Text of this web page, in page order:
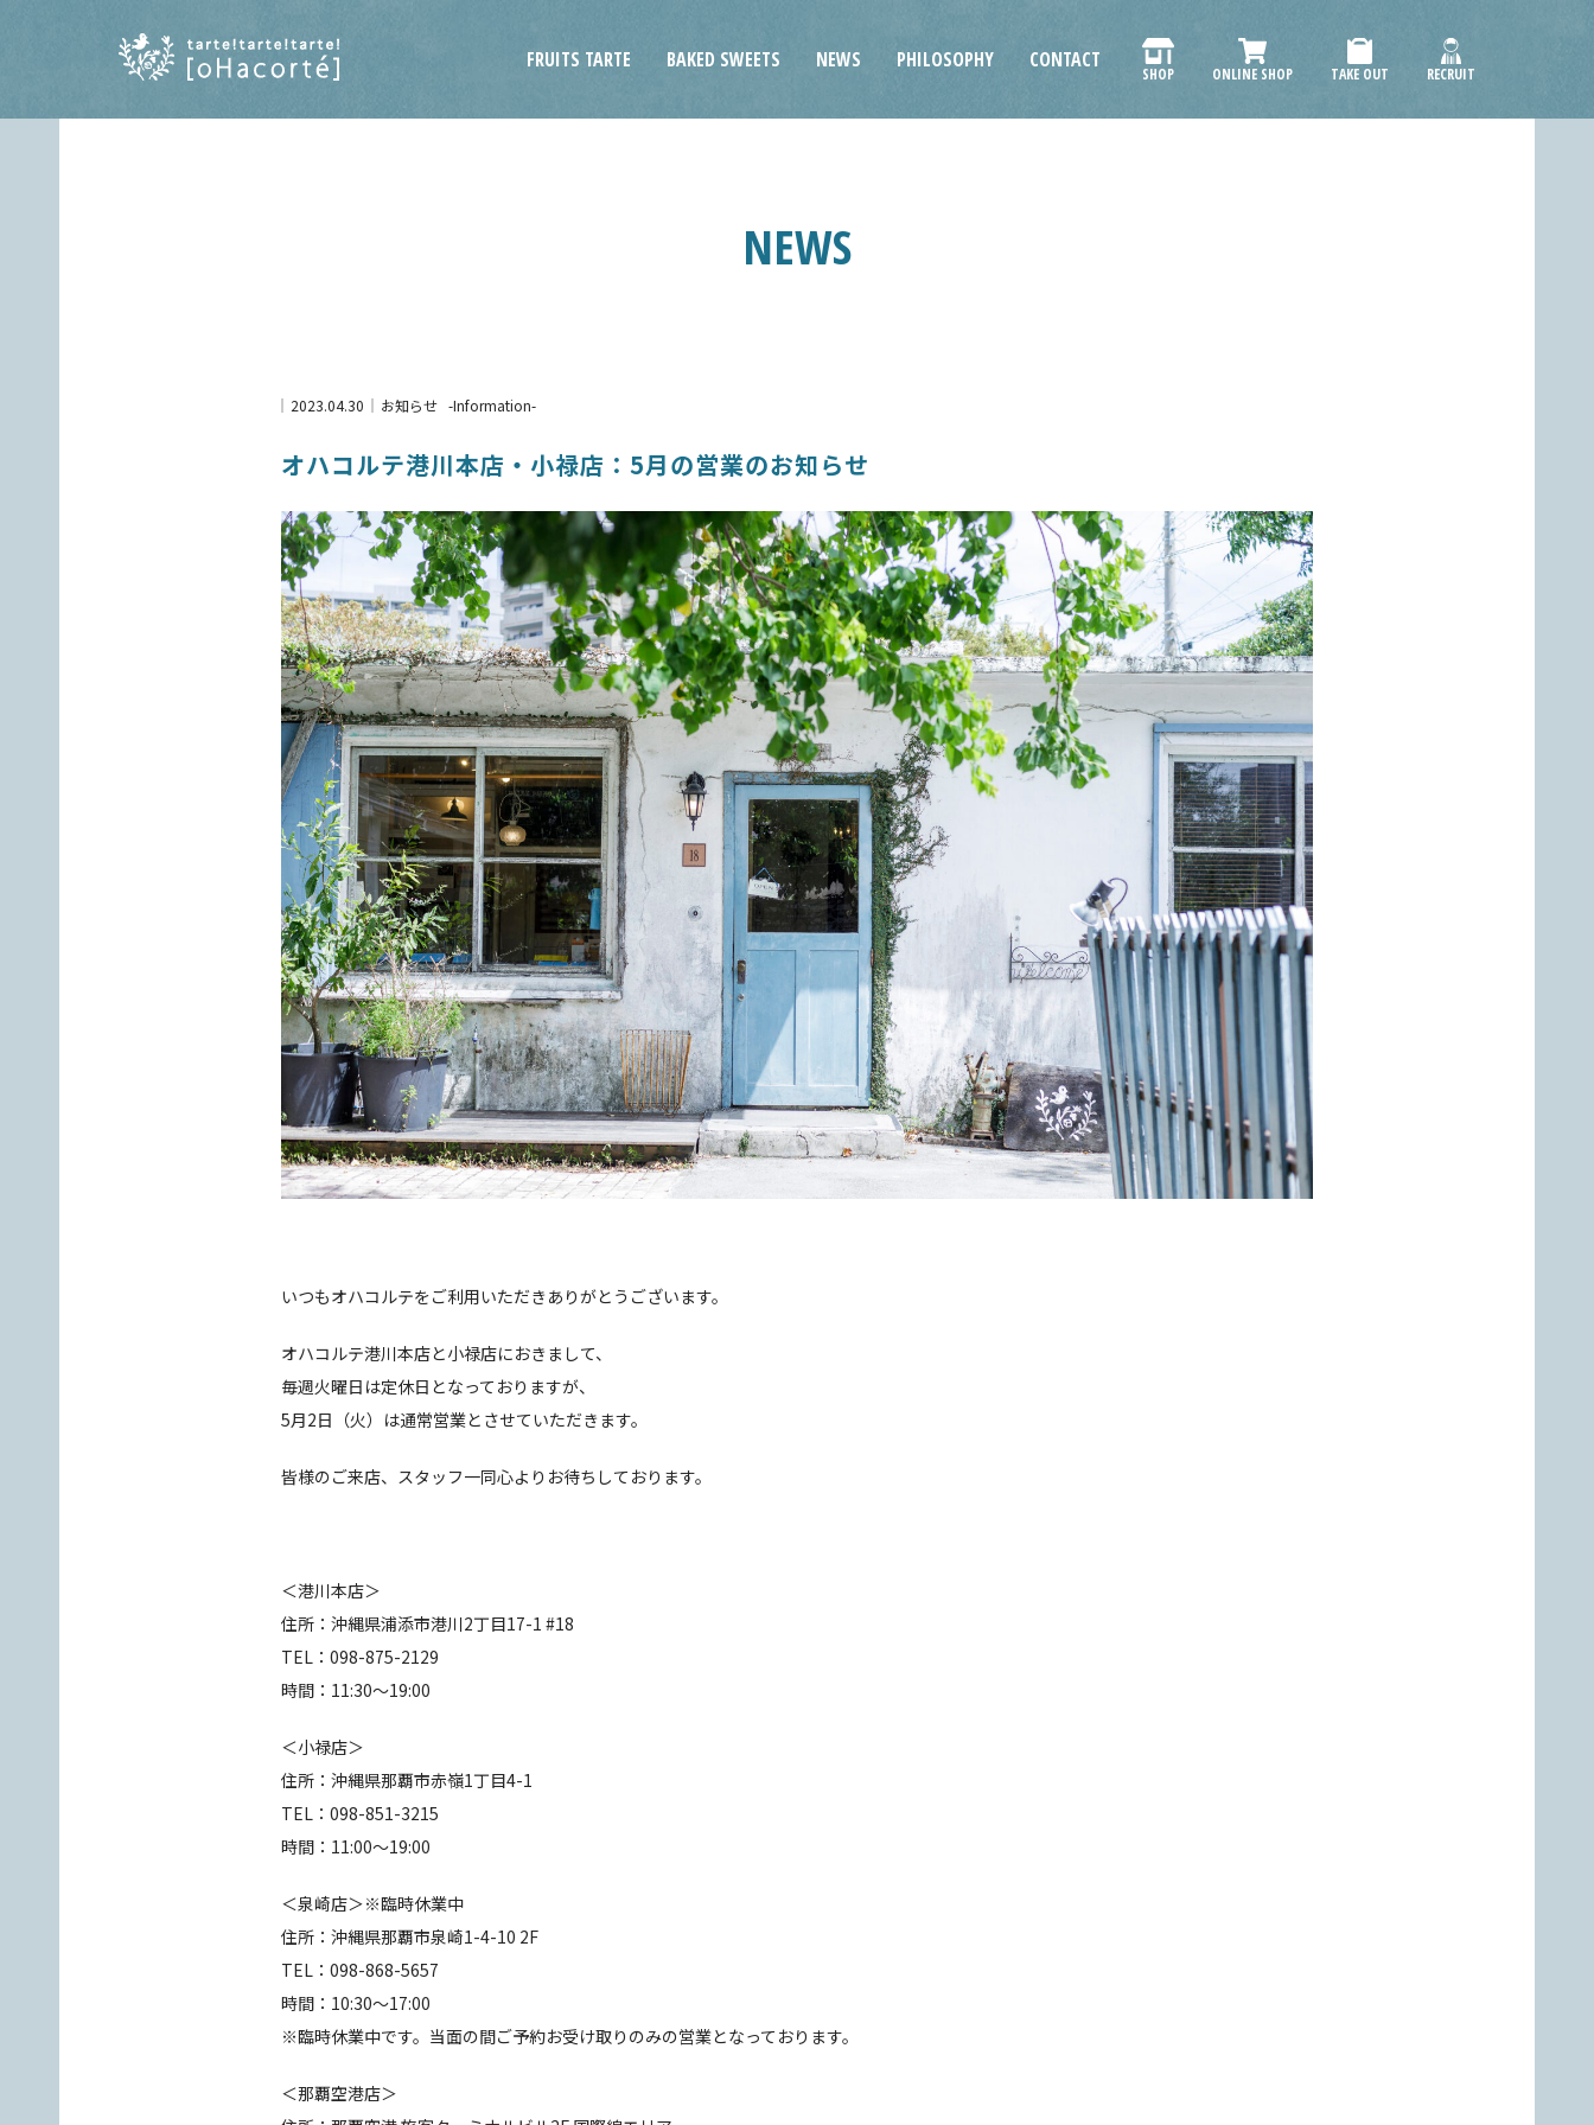
FRUITS TARTE BAKED SWEETS NEWS PHILOSOPHY CONTACT
SHOP ONLINE SHOP TAKE OUT RECRUIT
NEWS
2023.04.30 お知らせ Information
オハコルテ港川本店・小禄店：5月の営業のお知らせ
いつもオハコルテをご利用いただきありがとうございます。
オハコルテ港川本店と小禄店におきまして、
毎週火曜日は定休日となっておりますが、
5月2日（火）は通常営業とさせていただきます。
皆様のご来店、スタッフ一同心よりお待ちしております。
＜港川本店＞
住所：沖縄県浦添市港川2丁目17-1 #18
TEL：098-875-2129
時間：11:30～19:00
＜小禄店＞
住所：沖縄県那覇市赤嶺1丁目4-1
TEL：098-851-3215
時間：11:00〜19:00
＜泉崎店＞※臨時休業中
住所：沖縄県那覇市泉崎1-4-10 2F
TEL：098-868-5657
時間：10:30～17:00
※臨時休業中です。当面の間ご予約お受け取りのみの営業となっております。
＜那覇空港店＞